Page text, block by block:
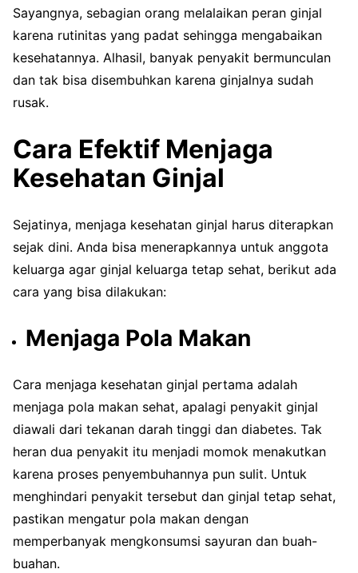
Sayangnya, sebagian orang melalaikan peran ginjal
karena rutinitas yang padat sehingga mengabaikan
kesehatannya. Alhasil, banyak penyakit bermunculan
dan tak bisa disembuhkan karena ginjalnya sudah
rusak.
Cara Efektif Menjaga
Kesehatan Ginjal
Sejatinya, menjaga kesehatan ginjal harus diterapkan
sejak dini. Anda bisa menerapkannya untuk anggota
keluarga agar ginjal keluarga tetap sehat, berikut ada
cara yang bisa dilakukan:
Menjaga Pola Makan
Cara menjaga kesehatan ginjal pertama adalah
menjaga pola makan sehat, apalagi penyakit ginjal
diawali dari tekanan darah tinggi dan diabetes. Tak
heran dua penyakit itu menjadi momok menakutkan
karena proses penyembuhannya pun sulit. Untuk
menghindari penyakit tersebut dan ginjal tetap sehat,
pastikan mengatur pola makan dengan
memperbanyak mengkonsumsi sayuran dan buah-
buahan.